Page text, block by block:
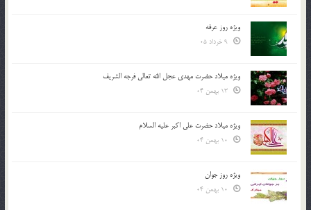
ویژه روز عرفه
ویژه میلاد حضرت مهدی عجل الله تعالی فرجه الشريف
ویژه میلاد حضرت علی اکبر علیه السلام
ویژه روز جوان